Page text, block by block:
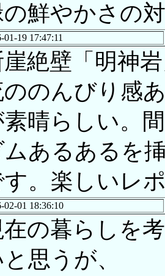
鮮やかさの
01-19 17:47:11
崖絶壁「明神
のんびり感
素晴らしい。
ムあるあるを
す。楽しいレ
02-01 18:36:10
の暮らしを
思うが、